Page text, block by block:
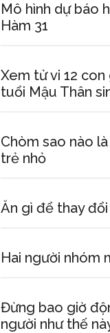
Mô hình dự báo
Hàm 31
Xem tử vi 12 con
tuổi Mậu Thân
Chòm sao nào
trẻ nhỏ
Ăn gì để thay
Hai người nhóm
Đừng bao giờ
người như thế